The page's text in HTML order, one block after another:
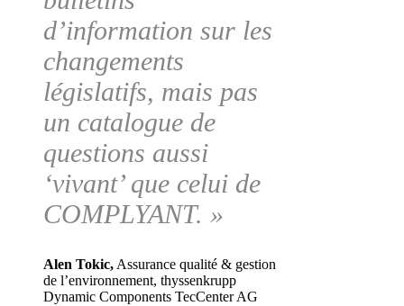
d’information sur les
changements
législatifs, mais pas
un catalogue de
questions aussi
‘vivant’ que celui de
COMPLYANT. »
Alen Tokic, Assurance qualité & gestion
de l’environnement, thyssenkrupp
Dynamic Components TecCenter AG